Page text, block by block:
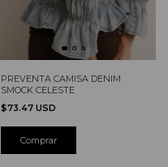
PREVENTA CAMISA DENIM
SMOCK CELESTE
$73.47 USD
Comprar